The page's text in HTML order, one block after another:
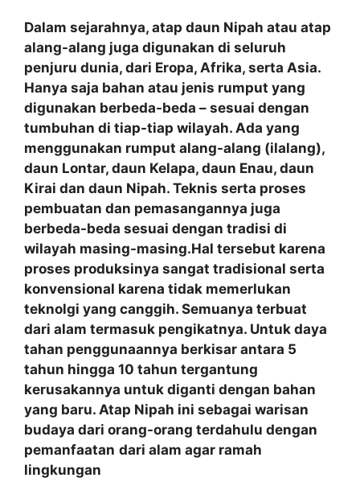
Dalam sejarahnya, atap daun Nipah atau atap
alang-alang juga digunakan di seluruh
penjuru dunia, dari Eropa, Afrika, serta Asia.
Hanya saja bahan atau jenis rumput yang
digunakan berbeda-beda – sesuai dengan
tumbuhan di tiap-tiap wilayah. Ada yang
menggunakan rumput alang-alang (ilalang),
daun Lontar, daun Kelapa, daun Enau, daun
Kirai dan daun Nipah. Teknis serta proses
pembuatan dan pemasangannya juga
berbeda-beda sesuai dengan tradisi di
wilayah masing-masing.Hal tersebut karena
proses produksinya sangat tradisional serta
konvensional karena tidak memerlukan
teknolgi yang canggih. Semuanya terbuat
dari alam termasuk pengikatnya. Untuk daya
tahan penggunaannya berkisar antara 5
tahun hingga 10 tahun tergantung
kerusakannya untuk diganti dengan bahan
yang baru. Atap Nipah ini sebagai warisan
budaya dari orang-orang terdahulu dengan
pemanfaatan dari alam agar ramah
lingkungan